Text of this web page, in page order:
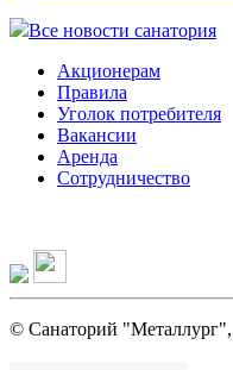
Все новости санатория
Акционерам
Правила
Уголок потребителя
Вакансии
Аренда
Сотрудничество
© Санаторий